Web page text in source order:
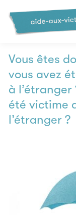
l’étranger
Vous êtes
vous avez
à l’étranger
été victime
l’étranger ?